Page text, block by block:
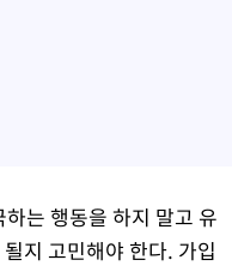
는 행동을 하지 말고 유
지 고민해야 한다. 가입